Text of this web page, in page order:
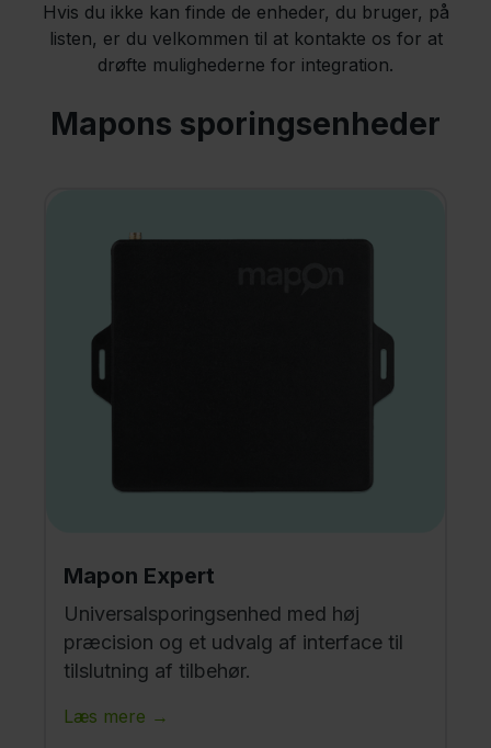
Hvis du ikke kan finde de enheder, du bruger, på
listen, er du velkommen til at kontakte os for at
drøfte mulighederne for integration.
Mapons sporingsenheder
Mapon Expert
Universalsporingsenhed med høj
præcision og et udvalg af interface til
tilslutning af tilbehør.
Læs mere →